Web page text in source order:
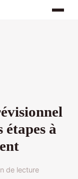
à
de lecture